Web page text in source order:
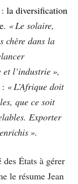
la diversification
. « Le solaire,
chère dans la
l’industrie »,
« L’Afrique doit
que ce soit
Exporter
».
des États à gérer
le résume Jean